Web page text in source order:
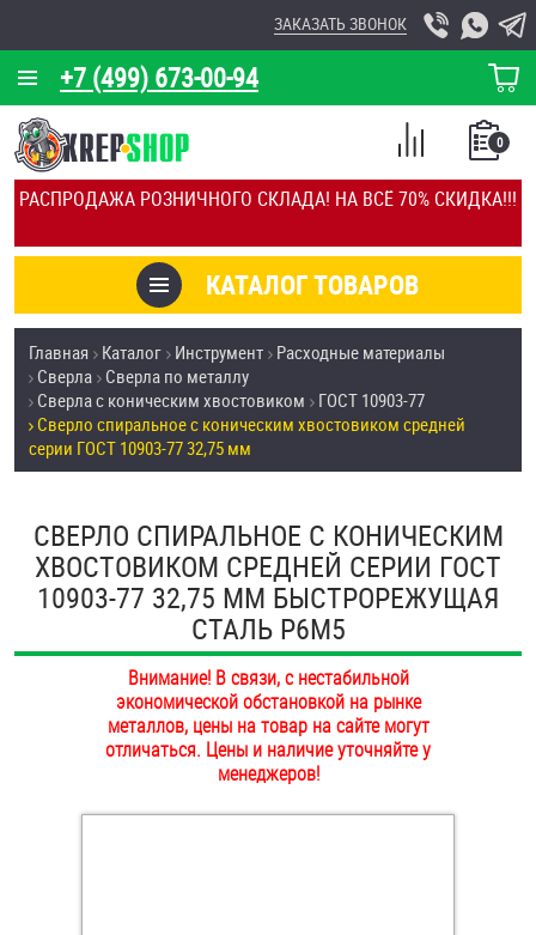
РАСПРОДАЖА РОЗНИЧНОГО СКЛАДА! НА ВСЁ 70% СКИДКА!!!
+7 (499) 673-00-94
ЗАКАЗАТЬ ЗВОНОК
КОРЗИНА
О КОМПАНИИ
КАЛЬКУЛЯТОР
ОТЗЫВЫ
УСЛУГИ
СКИДКИ
ОПТ
ОПЛАТА И ДОСТАВКА
НАШИ МАГАЗИНЫ
КАТАЛОГ ТОВАРОВ
0
СПИСОК
СРАВНЕНИЕ
Товары со скидкой
Анкеры
Антивандальный крепёж, инструмент
Болты и винты
Втулки
Дюбели
Дюймовый крепёж
Главная Каталог Инструмент Расходные материалы
Сверла Сверла по металлу
Сверла с коническим хвостовиком
ГОСТ 10903-77
Сверло спиральное с коническим хвостовиком средней
серии ГОСТ 10903-77 32,75 мм
СВЕРЛО СПИРАЛЬНОЕ С КОНИЧЕСКИМ
ХВОСТОВИКОМ СРЕДНЕЙ СЕРИИ ГОСТ
10903-77 32,75 ММ БЫСТРОРЕЖУЩАЯ
СТАЛЬ Р6М5
Внимание! В связи, с нестабильной
экономической обстановкой на рынке
металлов, цены на товар на сайте могут
отличаться. Цены и наличие уточняйте у
менеджеров!